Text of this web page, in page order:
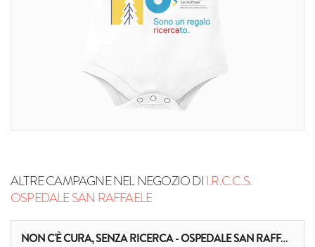
ALTRE CAMPAGNE NEL NEGOZIO DII.R.C.C.S.
OSPEDALE SAN RAFFAELE
NON C'È CURA, SENZA RICERCA - OSPEDALE SAN RAFFAELE